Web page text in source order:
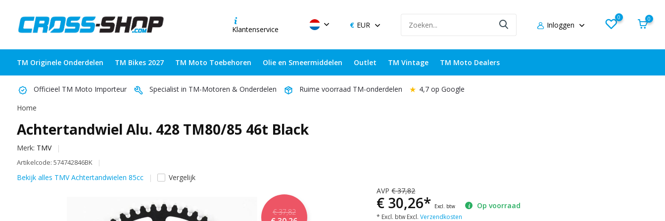
Klantenservice EUR Inloggen
0 0
TM Originele Onderdelen TM Bikes 2027 TM Moto Toebehoren Olie en Smeermiddelen Outlet TM Vintage TM Moto Dealers
Officieel TM Moto Importeur Specialist in TM-Motoren & Onderdelen Ruime voorraad TM-onderdelen ★ 4,7 op Google
Home
Achtertandwiel Alu. 428 TM80/85 46t Black
Merk: TMV
Artikelcode: 574742846BK
Bekijk alles TMV Achtertandwielen 85cc Vergelijk
€ 37,82
AVP€ 37,82
€ 30,26* Excl. btw Op voorraad
* Excl. btw Excl.Verzendkosten